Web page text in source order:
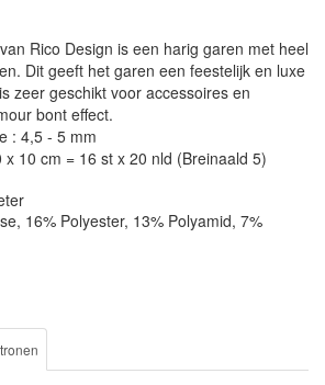
Rico Design is een harig garen met heel
Dit geeft het garen een feestelijk en luxe
zeer geschikt voor accessoires en
bont effect.
: 4,5 - 5 mm
10 cm = 16 st x 20 nld (Breinaald 5)
16% Polyester, 13% Polyamid, 7%